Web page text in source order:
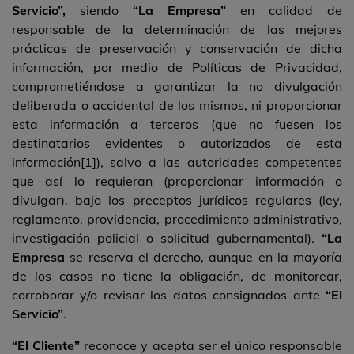
Servicio”, siendo “La Empresa” en calidad de
responsable de la determinación de las mejores
prácticas de preservación y conservación de dicha
información, por medio de Políticas de Privacidad,
comprometiéndose a garantizar la no divulgación
deliberada o accidental de los mismos, ni proporcionar
esta información a terceros (que no fuesen los
destinatarios evidentes o autorizados de esta
información[1]), salvo a las autoridades competentes
que así lo requieran (proporcionar información o
divulgar), bajo los preceptos jurídicos regulares (ley,
reglamento, providencia, procedimiento administrativo,
investigación policial o solicitud gubernamental). “La
Empresa se reserva el derecho, aunque en la mayoría
de los casos no tiene la obligación, de monitorear,
corroborar y/o revisar los datos consignados ante “El
Servicio”.
“El Cliente” reconoce y acepta ser el único responsable